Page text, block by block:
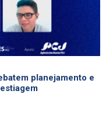
planejamento e